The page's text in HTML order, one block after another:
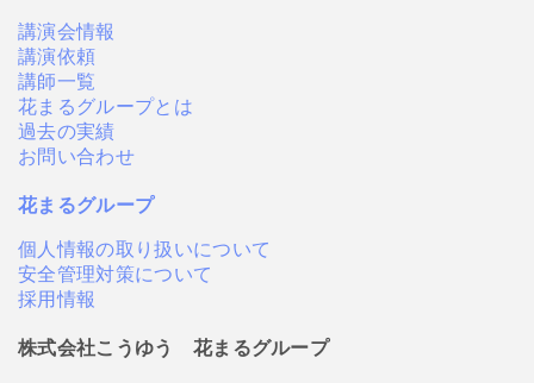
講演会情報
講演依頼
講師一覧
花まるグループとは
過去の実績
お問い合わせ
花まるグループ
個人情報の取り扱いについて
安全管理対策について
採用情報
株式会社こうゆう 花まるグループ